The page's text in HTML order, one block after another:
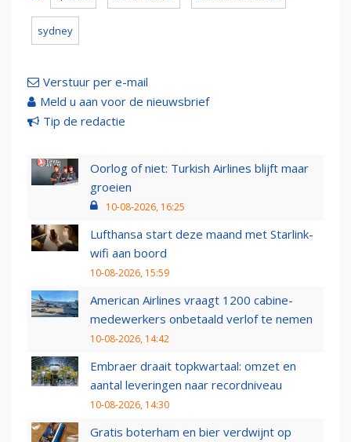
sydney
Verstuur per e-mail
Meld u aan voor de nieuwsbrief
Tip de redactie
Oorlog of niet: Turkish Airlines blijft maar
groeien
10-08-2026, 16:25
Lufthansa start deze maand met Starlink-
wifi aan boord
10-08-2026, 15:59
American Airlines vraagt 1200 cabine-
medewerkers onbetaald verlof te nemen
10-08-2026, 14:42
Embraer draait topkwartaal: omzet en
aantal leveringen naar recordniveau
10-08-2026, 14:30
Gratis boterham en bier verdwijnt op